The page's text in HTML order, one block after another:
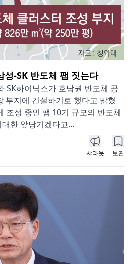
성-SK 반도체 팹 짓는다
SK하이닉스가 호남권 반도체 공
부지에 건설하기로 했다고 밝혔
조성 중인 팹 10기 규모의 반도체
한 앞당기겠다고...
샤라웃 보관